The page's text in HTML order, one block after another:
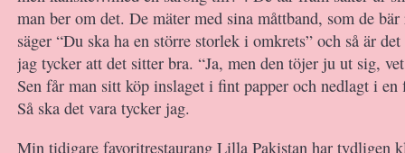
man ber om det. De mäter med sina måttband, som de
säger “Du ska ha en större storlek i omkrets” och så är
jag tycker att det sitter bra. “Ja, men den töjer ju ut sig,
Sen får man sitt köp inslaget i fint papper och nedlagt i en
Så ska det vara tycker jag.
Min tidigare favoritrestaurang Lilla Pakistan har tydligen